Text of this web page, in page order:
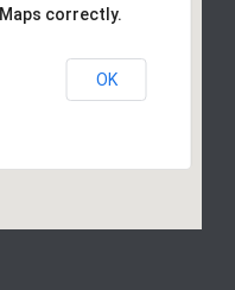
correctly.
OK